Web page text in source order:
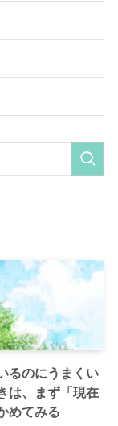
るのにうまくい
は、まず「現在
めてみる